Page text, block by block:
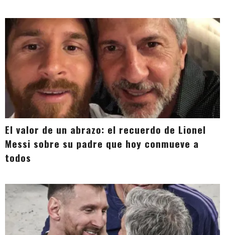
El valor de un abrazo: el recuerdo de Lionel
Messi sobre su padre que hoy conmueve a
todos